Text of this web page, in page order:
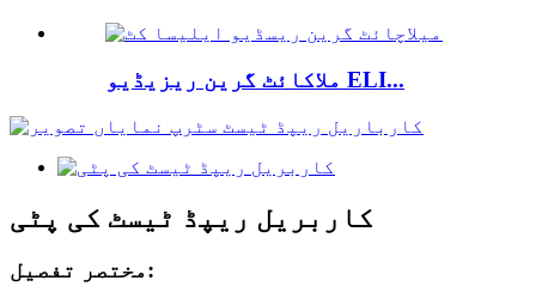
ملاکائٹ گرین ریزیڈیو ELI...
کاربریل ریپڈ ٹیسٹ کی پٹی
مختصر تفصیل: